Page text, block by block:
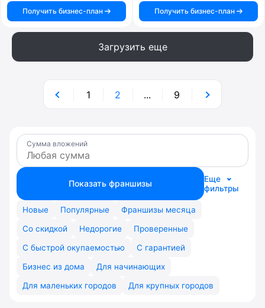
Получить бизнес-план
Получить бизнес-план
Загрузить еще
1 2 ... 9
Сумма вложений
Показать франшизы
Еще
фильтры
Новые Популярные
Франшизы месяца
Со скидкой
Недорогие
Проверенные
С быстрой окупаемостью
С гарантией
Бизнес из дома
Для начинающих
Для маленьких городов
Для крупных городов